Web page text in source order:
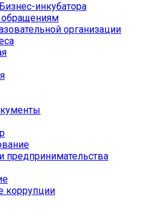
инкубатора
организации
предпринимательства
коррупции